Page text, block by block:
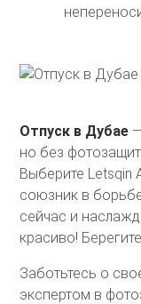
Отпуск в Дубае
но без
Выберите Letsqin
союзник в
сейчас и
красиво!
Заботьтесь о
экспертом в